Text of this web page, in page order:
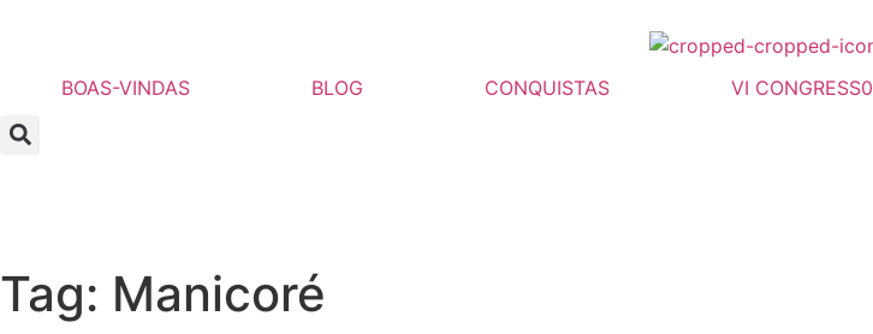
BOAS-VINDAS BLOG CONQUISTAS VI CONGRESS0
Tag: Manicoré